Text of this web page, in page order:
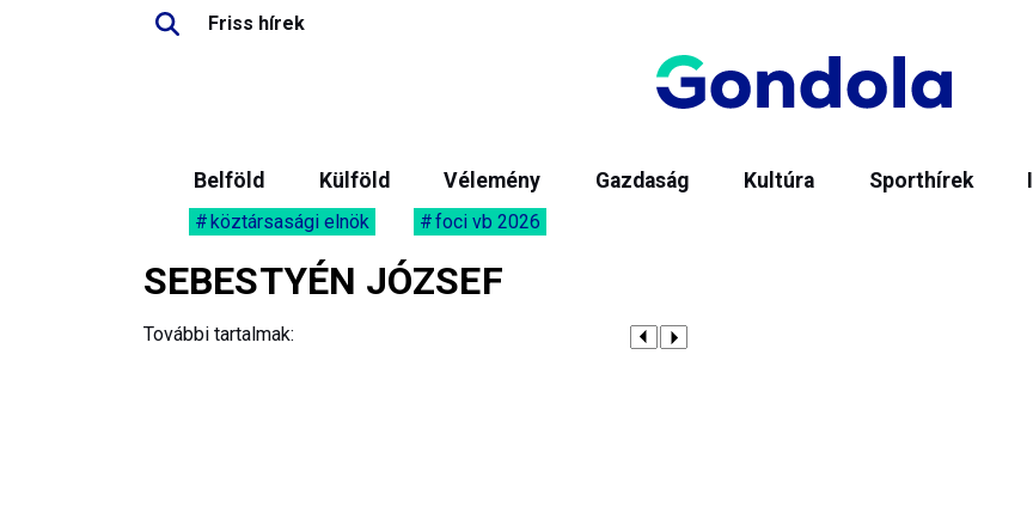
Friss hírek
Belföld Külföld Vélemény Gazdaság Kultúra Sporthírek
köztársasági elnök foci vb 2026
SEBESTYÉN JÓZSEF
További tartalmak: